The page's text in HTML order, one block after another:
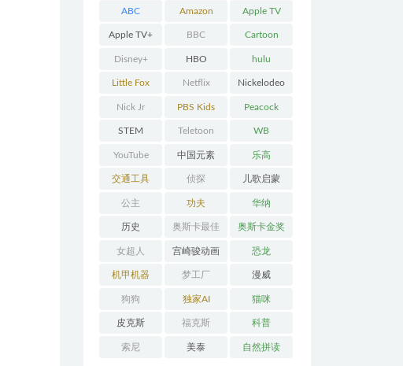
ABC Amazon
Prime
Apple TV
Apple TV+ BBC Cartoon
Network
Disney+ HBO hulu
Little Fox Netflix Nickelodeo
n
Nick Jr PBS Kids Peacock
STEM Teletoon WB
YouTube 中国元素 乐高
交通工具 侦探 儿歌启蒙
公主 功夫 华纳
历史 奥斯卡最佳
动画
奥斯卡金奖
女超人 宫崎骏动画 恐龙
机甲机器 梦工厂 漫威
狗狗 独家AI 猫咪
皮克斯 福克斯 科普
索尼 美泰 自然拼读